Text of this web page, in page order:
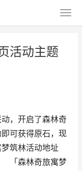
活动主题
，开启了森林奇
可获得原石，现
筑林活动地址
「森林奇旅寓梦